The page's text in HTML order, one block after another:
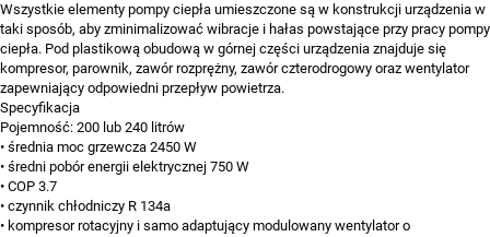
Wszystkie elementy pompy ciepła umieszczone są w konstrukcji urządzenia w
taki sposób, aby zminimalizować wibracje i hałas powstające przy pracy pompy
ciepła. Pod plastikową obudową w górnej części urządzenia znajduje się
kompresor, parownik, zawór rozprężny, zawór czterodrogowy oraz wentylator
zapewniający odpowiedni przepływ powietrza.
Specyfikacja
Pojemność: 200 lub 240 litrów
• średnia moc grzewcza 2450 W
• średni pobór energii elektrycznej 750 W
• COP 3.7
• czynnik chłodniczy R 134a
• kompresor rotacyjny i samo adaptujący modulowany wentylator o